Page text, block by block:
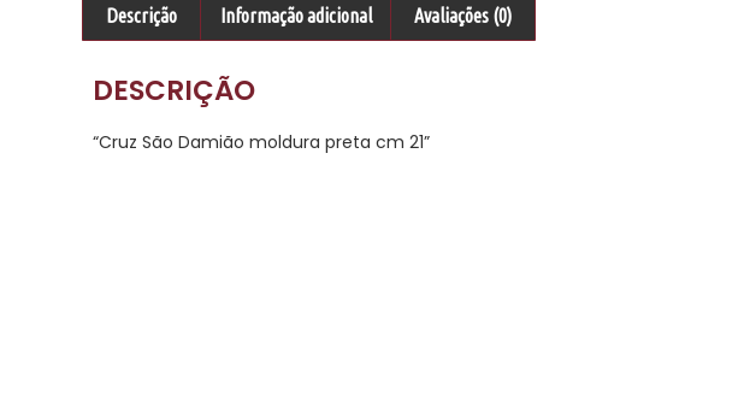
Descrição Informação adicional Avaliações (0)
DESCRIÇÃO
“Cruz São Damião moldura preta cm 21”